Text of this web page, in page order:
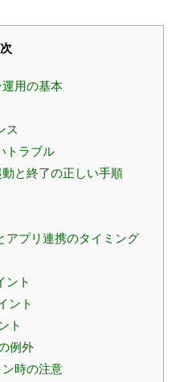
用の基本
ス
トラブル
と終了の正しい手順
アプリ連携のタイミング
ント
ント
ト
例外
時の注意